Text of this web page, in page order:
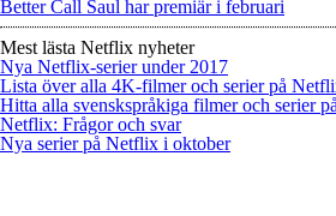
Better Call Saul har premiär i februari
Mest lästa Netflix nyheter
Nya Netflix-serier under 2017
Lista över alla 4K-filmer och serier på
Hitta alla svenskspråkiga filmer och serier
Netflix: Frågor och svar
Nya serier på Netflix i oktober